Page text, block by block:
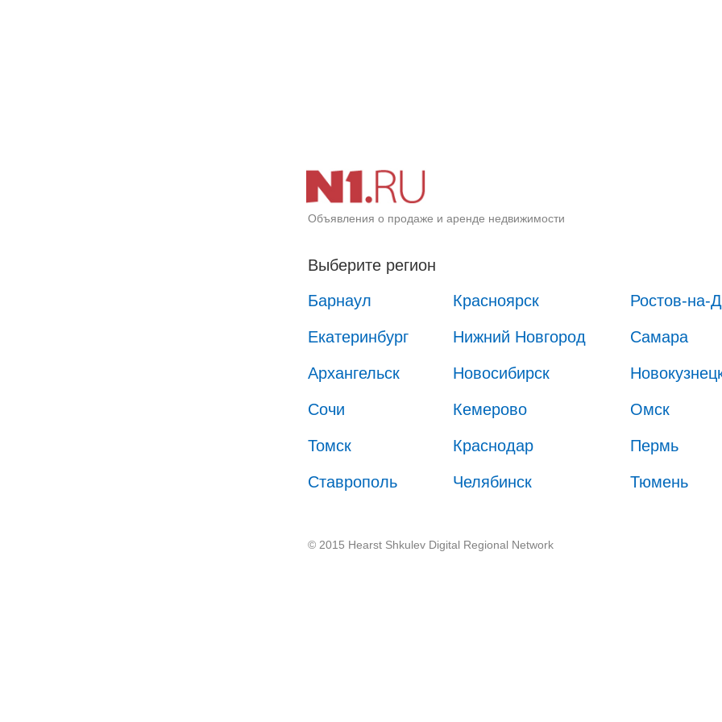
Объявления о продаже и аренде недвижимости
Выберите регион
Барнаул
Красноярск Ростов-на-
Екатеринбург Нижний Новгород Самара
Архангельск Новосибирск
Сочи Кемерово Омск
Томск Краснодар Пермь
Ставрополь Челябинск Тюмень
© 2015 Hearst Shkulev Digital Regional Network